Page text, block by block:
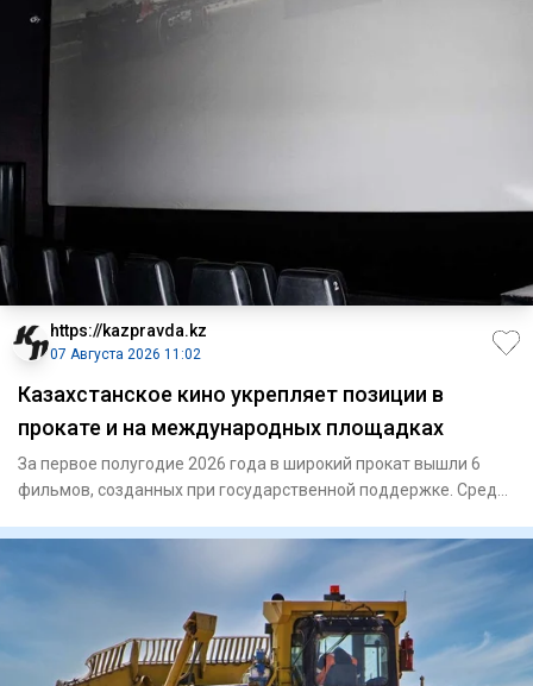
https://kazpravda.kz
07 Августа 2026 11:02
Казахстанское кино укрепляет позиции в
прокате и на международных площадках
За первое полугодие 2026 года в широкий прокат вышли 6
фильмов, созданных при государственной поддержке. Среди